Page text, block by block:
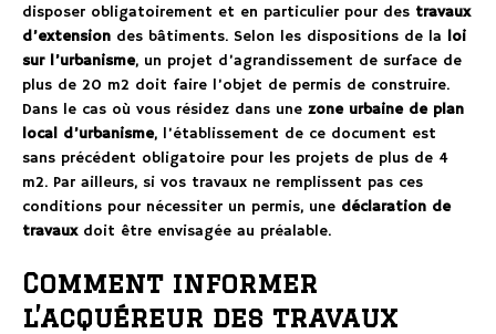
disposer obligatoirement et en particulier pour des travaux
d’extension des bâtiments. Selon les dispositions de la loi
sur l’urbanisme, un projet d’agrandissement de surface de
plus de 20 m2 doit faire l’objet de permis de construire.
Dans le cas où vous résidez dans une zone urbaine de plan
local d’urbanisme, l’établissement de ce document est
sans précédent obligatoire pour les projets de plus de 4
m2. Par ailleurs, si vos travaux ne remplissent pas ces
conditions pour nécessiter un permis, une déclaration de
travauxdoit être envisagée au préalable.
Comment informer
l’acquéreur des travaux